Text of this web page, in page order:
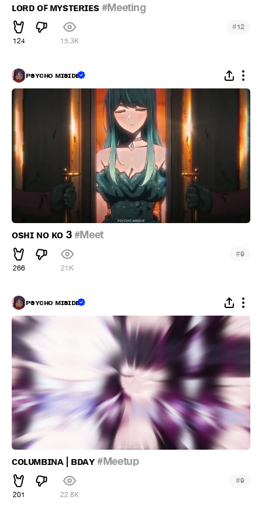
ʟᴏʀᴅ ᴏꜰ ᴍʏsᴛᴇʀɪᴇs #Meeting
124 15.3K
#12
ᴘsʏᴄʜᴏ ᴍɪsɪᴅᴇ
ᴏsʜɪ ɴᴏ ᴋᴏ 3#Meet
266 21K
#9
ᴘsʏᴄʜᴏ ᴍɪsɪᴅᴇ
ᴄᴏʟᴜᴍʙɪɴᴀ | ʙᴅᴀʏ#Meetup
201 22.8K
#9